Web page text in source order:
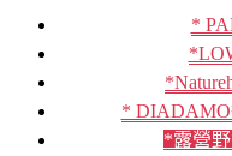
*
* DIADAMO
*露營